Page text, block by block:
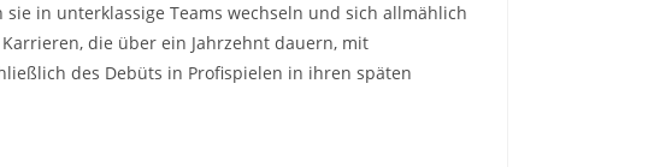
in unterklassige Teams wechseln und sich allmählich
die über ein Jahrzehnt dauern, mit
des Debüts in Profispielen in ihren späten